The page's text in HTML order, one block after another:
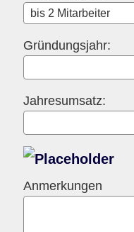
Gründungsjahr:
Jahresumsatz:
Anmerkungen